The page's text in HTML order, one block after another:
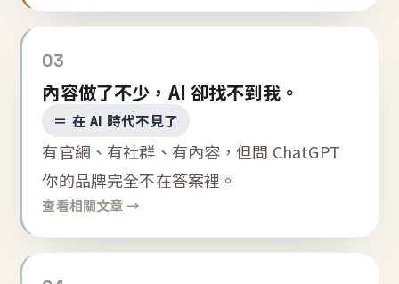
03
內容做了不少，AI 卻找不到我。
＝ 在 AI 時代不見了
有官網、有社群、有內容，但問 ChatGPT
你的品牌完全不在答案裡。
查看相關文章 →